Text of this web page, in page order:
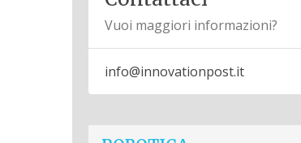
Vuoi maggiori informazioni?
info@innovationpost.it